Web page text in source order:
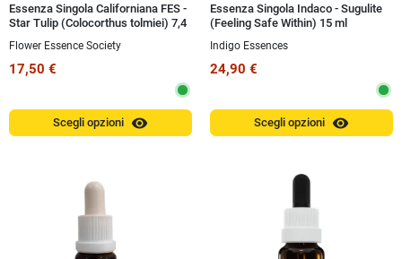
Essenza Singola Californiana FES -
Star Tulip (Colocorthus tolmiei) 7,4
Flower Essence Society
17,50 €
Scegli opzioni visibility
Essenza Singola Indaco - Sugulite
(Feeling Safe Within) 15 ml
Indigo Essences
24,90 €
Scegli opzioni visibility